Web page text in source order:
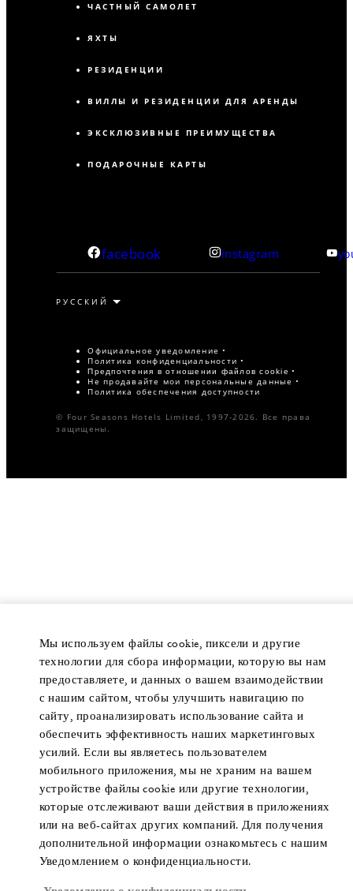
ЧАСТНЫЙ САМОЛЕТ
ЯХТЫ
РЕЗИДЕНЦИИ
ВИЛЛЫ И РЕЗИДЕНЦИИ ДЛЯ АРЕНДЫ
ЭКСКЛЮЗИВНЫЕ ПРЕИМУЩЕСТВА
ПОДАРОЧНЫЕ КАРТЫ
facebook instagram
Официальное уведомление
Политика конфиденциальности
Предпочтения в отношении файлов cookie
Не продавайте мои персональные данные
Политика обеспечения доступности
© Four Seasons Hotels Limited, 1997-2026. Все права
защищены.
Мы используем файлы cookie, пиксели и другие
технологии для сбора информации, которую вы нам
предоставляете, и данных о вашем взаимодействии
с нашим сайтом, чтобы улучшить навигацию по
сайту, проанализировать использование сайта и
обеспечить эффективность наших маркетинговых
усилий. Если вы являетесь пользователем
мобильного приложения, мы не храним на вашем
устройстве файлы cookie или другие технологии,
которые отслеживают ваши действия в приложениях
или на веб-сайтах других компаний. Для получения
дополнительной информации ознакомьтесь с нашим
Уведомлением о конфиденциальности.